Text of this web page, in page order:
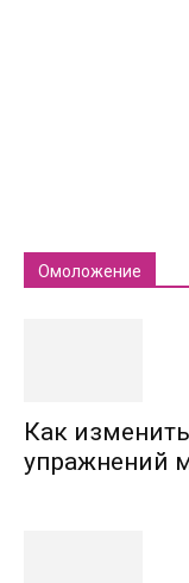
Омоложение
Как
упражнений